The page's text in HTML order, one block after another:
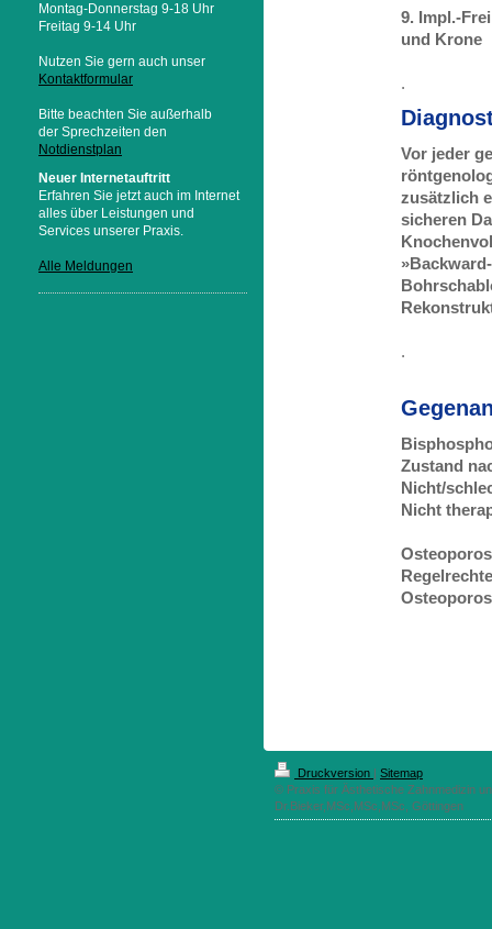
9. Impl.-
und Krone
.
Vor jeder
zusätzlich
sicheren
.
Zustand
Nicht/
Nicht
Montag-Donnerstag 9-18 Uhr
Freitag 9-14 Uhr
Nutzen Sie gern auch unser
Kontaktformular
Bitte beachten Sie außerhalb
der Sprechzeiten den
Notdienstplan
Neuer Internetauftritt
Erfahren Sie jetzt auch im Internet
alles über Leistungen und
Services unserer Praxis.
Alle Meldungen
Druckversion | Sitemap
© Praxis für Ästhetische Zahnmedizin
Dr.Bieker,MSc,MSc,MSc, Göttingen